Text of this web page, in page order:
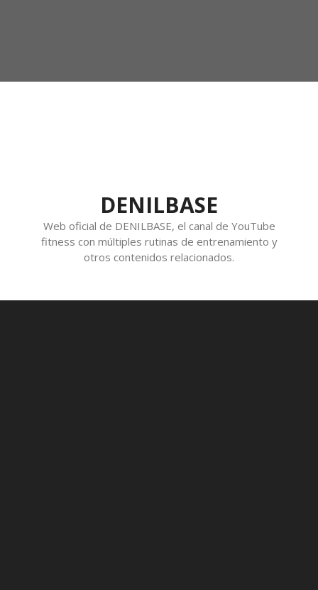
DENILBASE
Web oficial de DENILBASE, el canal de YouTube
fitness con múltiples rutinas de entrenamiento y
otros contenidos relacionados.